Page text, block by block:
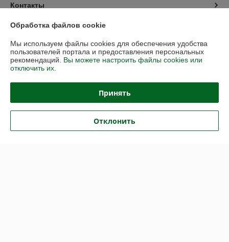
Контакты
Доставка и оплата
График работы
Политика обработки cookies
Сайт создан на платформе Deal.by
Обработка файлов cookie
Мы используем файлы cookies для обеспечения удобства
пользователей портала и предоставления персональных
рекомендаций. Вы можете настроить файлы cookies или
отключить их.
Принять
Отклонить